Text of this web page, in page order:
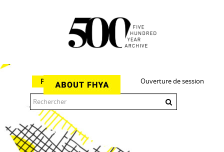
Ouverture de session
Parcourir